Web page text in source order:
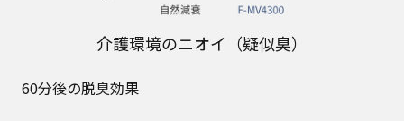
介護環境のニオイ（疑似臭）
60分後の脱臭効果